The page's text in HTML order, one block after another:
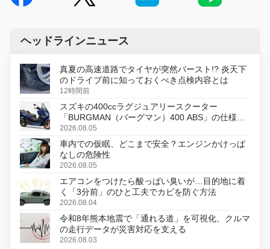
ヘッドラインニュース
真夏の高速道路でタイヤが突然バースト!? 炎天下
のドライブ前に知っておくべき点検内容とは
12時間前
スズキの400ccラグジュアリースクーター
「BURGMAN（バーグマン）400 ABS」の仕様を
変更し、8月18日に発売
2026.08.05
車内での仮眠、どこまで安全？エンジンかけっぱ
なしの危険性
2026.08.05
エアコンをつけたら酸っぱい臭いが…目的地に着
く「3分前」のひと工夫でカビを防ぐ方法
2026.08.04
令和8年熊本地震で「通れる道」を可視化、クルマ
の走行データが災害対応を支える
2026.08.03